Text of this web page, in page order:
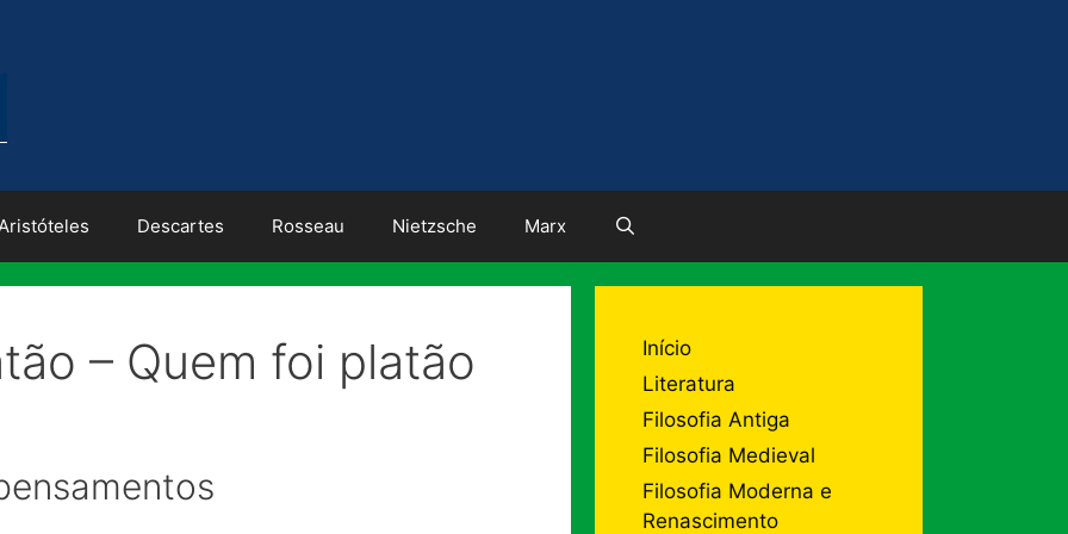
Descartes Rosseau Nietzsche Marx
– Quem foi platão
Início
Literatura
Filosofia Antiga
Filosofia Medieval
Filosofia Moderna e
Renascimento